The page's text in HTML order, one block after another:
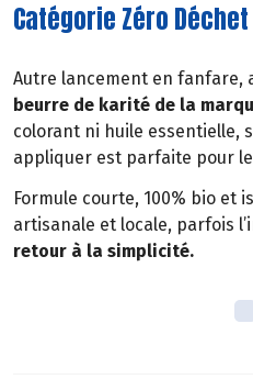
Catégorie Zéro Déchet
Autre lancement en fanfare,
beurre de karité de la
colorant ni huile essentielle,
appliquer est parfaite pour
Formule courte, 100% bio et
artisanale et locale, parfois
retour à la simplicité.